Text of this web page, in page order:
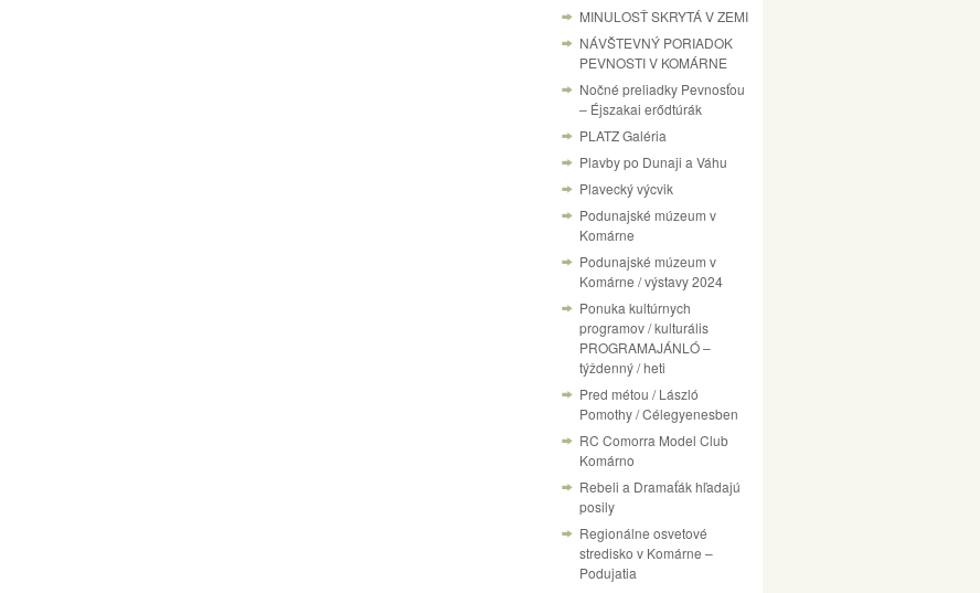
MINULOSŤ SKRYTÁ V ZEMI
NÁVŠTEVNÝ PORIADOK
PEVNOSTI V KOMÁRNE
Nočné preliadky Pevnosťou
– Éjszakai erődtúrák
PLATZ Galéria
Plavby po Dunaji a Váhu
Plavecký výcvik
Podunajské múzeum v
Komárne
Podunajské múzeum v
Komárne / výstavy 2024
Ponuka kultúrnych
programov / kulturális
PROGRAMAJÁNLÓ –
týždenný / heti
Pred métou / László
Pomothy / Célegyenesben
RC Comorra Model Club
Komárno
Rebeli a Dramaťák hľadajú
posily
Regionálne osvetové
stredisko v Komárne –
Podujatia